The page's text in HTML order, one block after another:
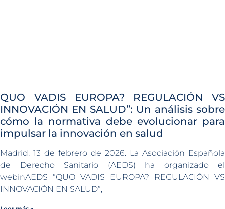
QUO VADIS EUROPA? REGULACIÓN VS
INNOVACIÓN EN SALUD”: Un análisis sobre
cómo la normativa debe evolucionar para
impulsar la innovación en salud
Madrid, 13 de febrero de 2026. La Asociación Española
de Derecho Sanitario (AEDS) ha organizado el
webinAEDS “QUO VADIS EUROPA? REGULACIÓN VS
INNOVACIÓN EN SALUD”,